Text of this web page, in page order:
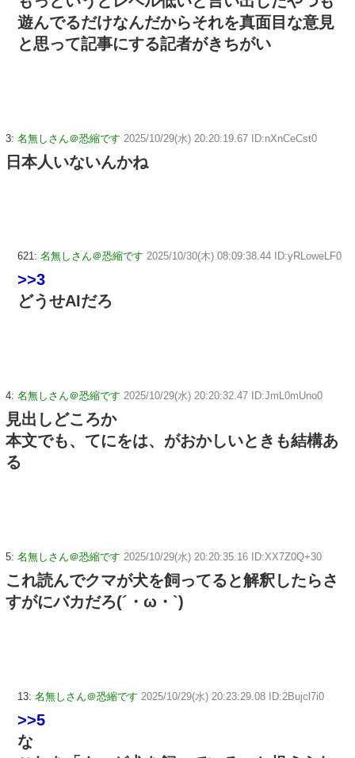
遊んでるだけなんだからそれを真面目な意見
と思って記事にする記者がきちがい
3: 名無しさん＠恐縮です 2025/10/29(水) 20:20:19.67 ID:nXnCeCst0
日本人いないんかね
621: 名無しさん＠恐縮です 2025/10/30(木) 08:09:38.44 ID:yRLoweLF0
>>3
どうせAIだろ
4: 名無しさん＠恐縮です 2025/10/29(水) 20:20:32.47 ID:JmL0mUno0
見出しどころか
本文でも、てにをは、がおかしいときも結構あ
る
5: 名無しさん＠恐縮です 2025/10/29(水) 20:20:35.16 ID:XX7Z0Q+30
これ読んでクマが犬を飼ってると解釈したらさ
すがにバカだろ(´・ω・`)
13: 名無しさん＠恐縮です 2025/10/29(水) 20:23:29.08 ID:2Bujcl7i0
>>5
な